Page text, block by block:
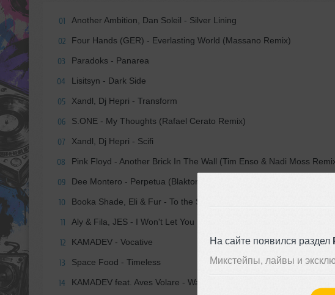
На сайте появился раздел
Микстейпы, лайвы и
01 Another Ambition, Dan Soleil - Silver Lining
02 Four Hands (GER) - Everlasting World (Massano Remix)
03 Paradoks - Panarea
04 Lisitsyn - Dark Side
05 Xandl, Dj Hepri - Transform
06 S.ONE - My Thoughts (Rafael Cerato Remix)
07 Xandl, Dj Hepri - Scifi
08 Pink Floyd - Another Brick In The Wall (Tim Enso & Nadi Moss
09 Dee Montero - Perpetua (Blaktone Remix)
10 Booka Shade, Eli & Fur - To the Sea (8Kays Remix)
11 Aly & Fila, JES - I Won't Let You Fall (Space Motion Remix)
12 KAMADEV - Vocative
13 Space Food - Timeless
14 KAMADEV feat. Aves Volare - War Is Won